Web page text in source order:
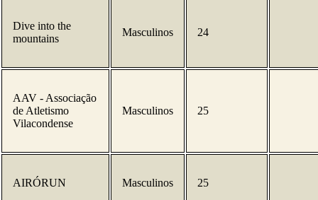
Dive into the
mountains
Masculinos 24
AAV - Associação
de Atletismo
Vilacondense
Masculinos 25
AIRÓRUN Masculinos 25